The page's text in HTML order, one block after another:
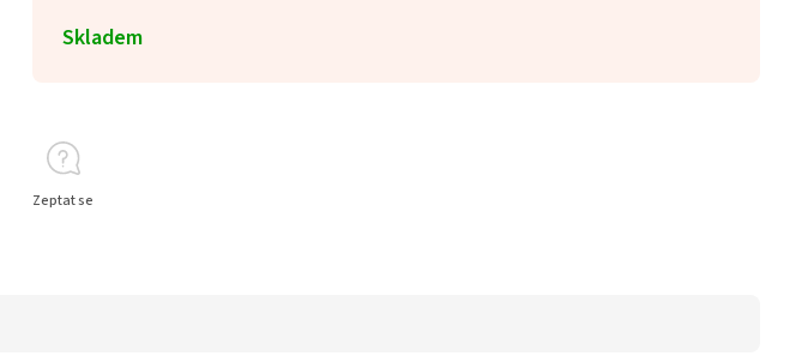
Skladem
Zeptat se